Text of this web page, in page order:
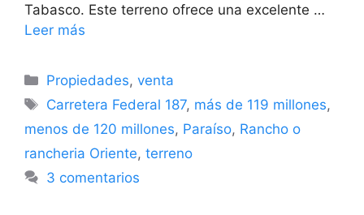
Tabasco. Este terreno ofrece una excelente …
Leer más
Propiedades,venta
Carretera Federal 187, más de 119 millones,
menos de 120 millones, Paraíso, Rancho o
rancheria Oriente, terreno
3 comentarios